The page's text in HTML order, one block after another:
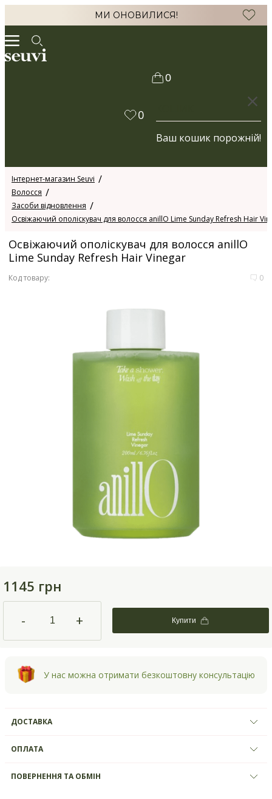
МИ ОНОВИЛИСЯ!
0
0
Ваш кошик порожній!
Інтернет-магазин Seuvi
Волосся
Засоби відновлення
Освіжаючий ополіскувач для волосся anillO Lime Sunday Refresh Hair
Освіжаючий ополіскувач для волосся anillO
Lime Sunday Refresh Hair Vinegar
Код товару: 0
1145 грн
- + Купити
У нас можна отримати безкоштовну консультацію
ДОСТАВКА
ОПЛАТА
ПОВЕРНЕННЯ ТА ОБМІН